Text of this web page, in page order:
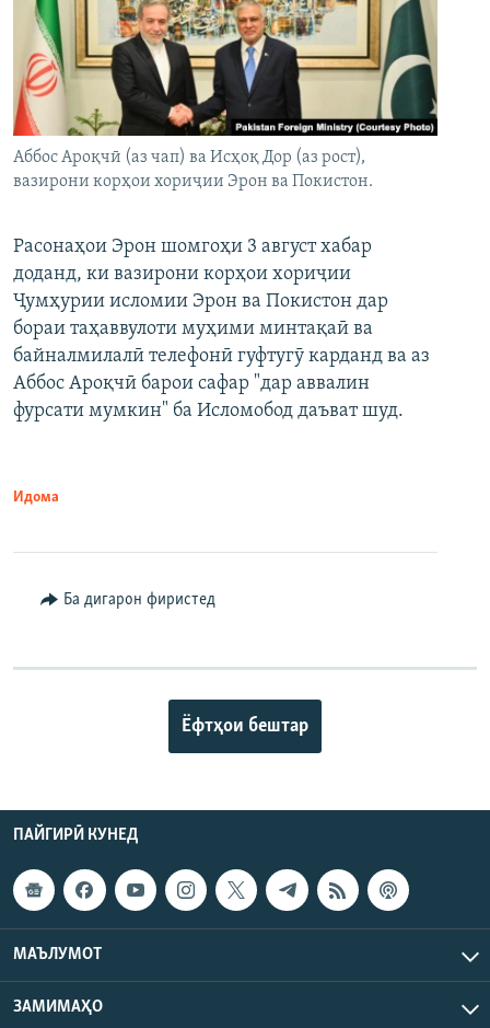
Аббос Ароқчӣ (аз чап) ва Исҳоқ Дор (аз рост),
вазирони корҳои хориҷии Эрон ва Покистон.
Расонаҳои Эрон шомгоҳи 3 август хабар
доданд, ки вазирони корҳои хориҷии
Ҷумҳурии исломии Эрон ва Покистон дар
бораи таҳаввулоти муҳими минтақаӣ ва
байналмилалӣ телефонӣ гуфтугӯ карданд ва аз
Аббос Ароқчӣ барои сафар "дар аввалин
фурсати мумкин" ба Исломобод даъват шуд.
Идома
Ба дигарон фиристед
Ёфтҳои бештар
ПАЙГИРӢ КУНЕД
МАЪЛУМОТ
ЗАМИМАҲО